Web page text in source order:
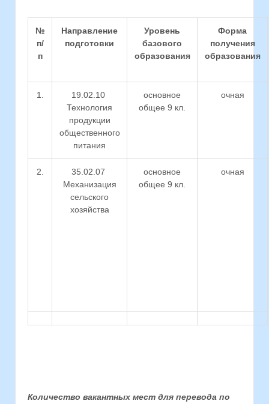
№
п/
п
Направление
подготовки
Уровень
базового
образования
Форма
получения
образования
1.
19.02.10
Технология
продукции
общественного
питания
основное
общее 9 кл.
очная
2.
35.02.07
Механизация
сельского
хозяйства
основное
общее 9 кл.
очная
Количество вакантных мест для перевода по